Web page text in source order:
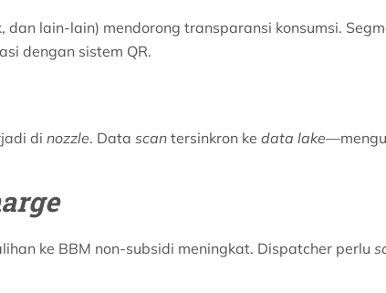
lain-lain) mendorong transparansi konsumsi.
dengan sistem QR.
di nozzle. Data scan tersinkron ke data lake
ke BBM non-subsidi meningkat. Dispatcher perlu